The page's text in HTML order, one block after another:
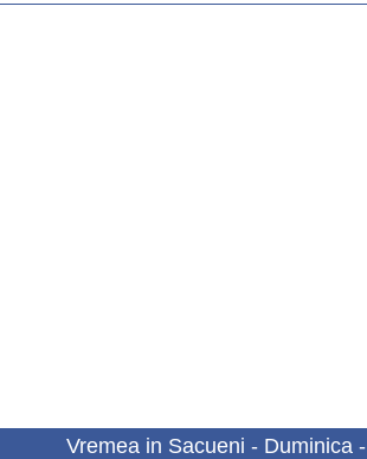
Vremea in Sacueni - Duminica